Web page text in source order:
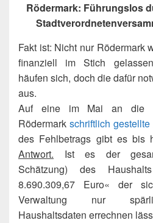
Rödermark: Führungslos
Fakt ist: Nicht nur Rödermark
finanziell im Stich
häufen sich, doch die dafür
aus.
Auf eine im Mai an die
Rödermark schriftlich gestellte
des Fehlbetrags gibt es bis
Antwort. Ist es der
Schätzung) des
8.690.309,67 Euro« der
Verwaltung nur
Haushaltsdaten errechnen